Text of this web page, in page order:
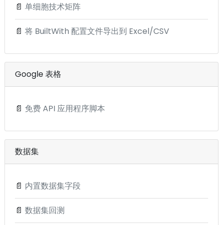
📄 单细胞技术矩阵
📄 将 BuiltWith 配置文件导出到 Excel/CSV
Google 表格
📄 免费 API 应用程序脚本
数据集
📄 内置数据集字段
📄 数据集回测